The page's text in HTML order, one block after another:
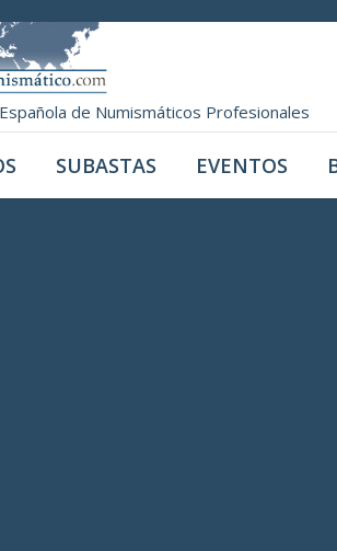
de Numismáticos Profesionales
SUBASTAS EVENTOS